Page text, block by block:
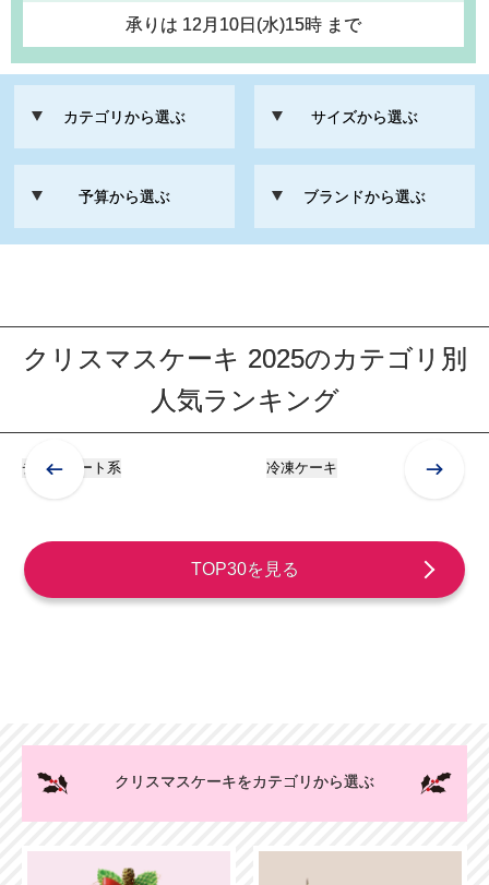
承りは 12月10日(水)15時 まで
カテゴリから選ぶ サイズから選ぶ
予算から選ぶ ブランドから選ぶ
クリスマスケーキ 2025のカテゴリ別
人気ランキング
チョコレート系 冷凍ケーキ
TOP30を見る
クリスマスケーキをカテゴリから選ぶ